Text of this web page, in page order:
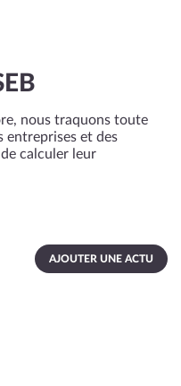
nous traquons toute
entreprises et des
calculer leur
AJOUTER UNE ACTU